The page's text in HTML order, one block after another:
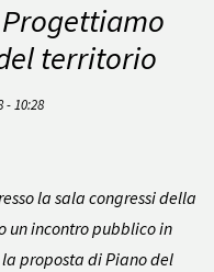
territorio
- 10:28
la sala congressi della
un incontro pubblico in
proposta di Piano del